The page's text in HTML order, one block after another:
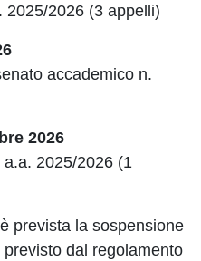
2025/2026 (3 appelli)
accademico n.
2026
2025/2026 (1
prevista la sospensione
dal regolamento